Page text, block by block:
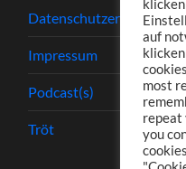
Datenschutzerklärung
Impressum
Podcast(s)
Tröt
auf
most
repeat
you